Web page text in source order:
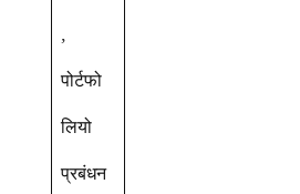
,
पोर्टफो
लियो
प्रबंधन